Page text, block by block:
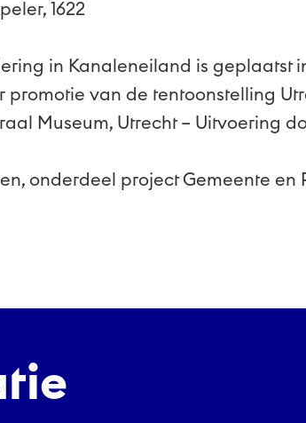
1622
in Kanaleneiland is geplaatst
promotie van de tentoonstelling
Museum, Utrecht – Uitvoering
onderdeel project Gemeente en